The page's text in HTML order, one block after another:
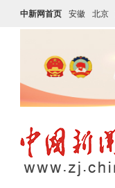
中新网首页 安徽 北京